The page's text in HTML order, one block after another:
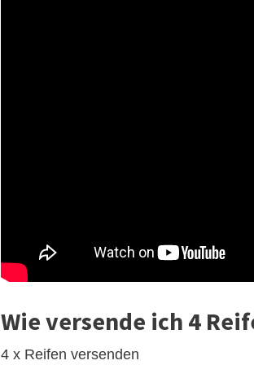
Wie versende ich 4
4 x Reifen versenden